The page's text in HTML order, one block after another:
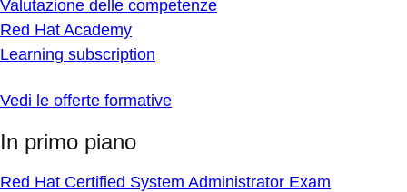
Valutazione delle competenze
Red Hat Academy
Learning subscription
Vedi le offerte formative
In primo piano
Red Hat Certified System Administrator Exam